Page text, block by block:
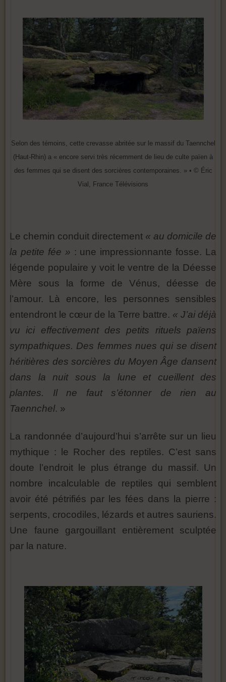
Selon des témoins, cette crevasse abritée sur le massif du Taennchel
(Haut-Rhin) a « encore servi très récemment de lieu de culte païen à
des femmes qui se disent des sorcières contemporaines. » • © Éric
Vial, France Télévisions
Le chemin conduit directement « au domicile de
la petite fée » : une impressionnante fosse. La
légende populaire y voit le ventre de la Déesse
Mère sous la forme de Vénus, déesse de
l’amour. Là encore, les personnes sensibles
entendront le cœur de la Terre battre. « J’ai déjà
vu ici effectivement des petits rituels païens
sympathiques. Des femmes nues qui se disent
héritières des sorcières du Moyen Âge dansent
dans la nuit sous la lune et cueillent des
plantes. Il ne faut s’étonner de rien au
Taennchel. »
La randonnée d’aujourd’hui s’arrête sur un lieu
mythique : le Rocher des reptiles. C’est sans
doute l’endroit le plus étrange du massif. Un
nombre incalculable de reptiles qui semblent
avoir été pétrifiés par les fées dans la pierre :
serpents, crocodiles, lézards et autres sauriens.
Une faune gargouillant entièrement sculptée
par la nature.